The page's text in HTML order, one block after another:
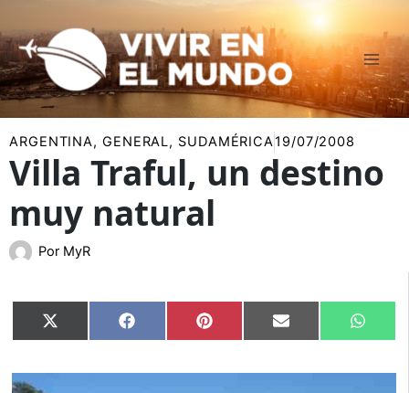
al
contenido
ARGENTINA, GENERAL, SUDAMÉRICA19/07/2008
Villa Traful, un destino
muy natural
Por MyR
Compartir
en
X
(Twitter)
Compartir
en
Facebook Compartir
en
Pinterest Compartir
en
Email
en